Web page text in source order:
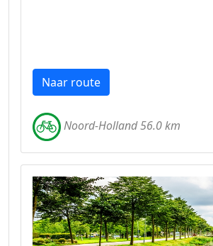
Naar route
Noord-Holland 56.0 km